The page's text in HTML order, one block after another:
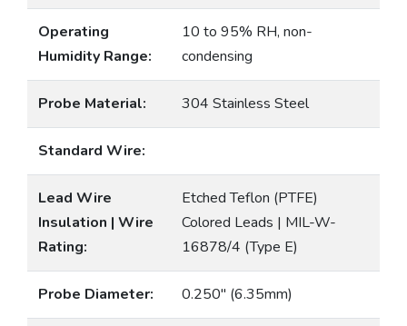
Operating
Humidity Range:
10 to 95% RH, non-
condensing
Probe Material: 304 Stainless Steel
Standard Wire:
Lead Wire
Insulation | Wire
Rating:
Etched Teflon (PTFE)
Colored Leads | MIL-W-
16878/4 (Type E)
Probe Diameter: 0.250″ (6.35mm)